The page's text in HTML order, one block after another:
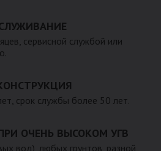
сервисной службой или
срок службы более 50 лет.
ОЧЕНЬ ВЫСОКОМ УГВ
вод), любых грунтов, разной